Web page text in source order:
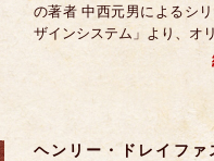
の著者 中西元男によるシ
ザインシステム」より、オ
ヘンリー・ドレイフ